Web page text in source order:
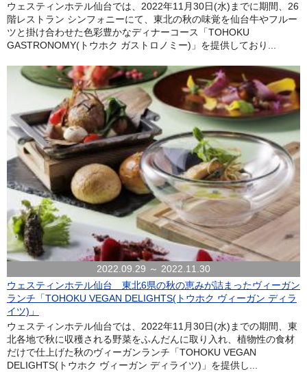
ウェスティンホテル仙台では、2022年11月30日(水)までに期間、26
階レストラン シンフォニーにて、東北の秋の味覚を仙台牛やフルー
ツと掛け合わせた色彩豊かなディナーコース「TOHOKU
GASTRONOMY(トウホク ガストロノミー)」を提供しており...
2022.09.29 ～ 2022.11.30
ウェスティンホテル仙台 東北6県の秋の恵みが詰まったヴィーガン
ランチ「TOHOKU VEGAN DELIGHTS(トウホク ヴィーガン ディラ
イツ)」
ウェスティンホテル仙台では、2022年11月30日(水)までの期間、東
北各地で秋に収穫される野菜をふんだんに取り入れ、植物性の食材
だけで仕上げた秋のヴィーガンランチ「TOHOKU VEGAN
DELIGHTS(トウホク ヴィーガン ディライツ)」を提供し...